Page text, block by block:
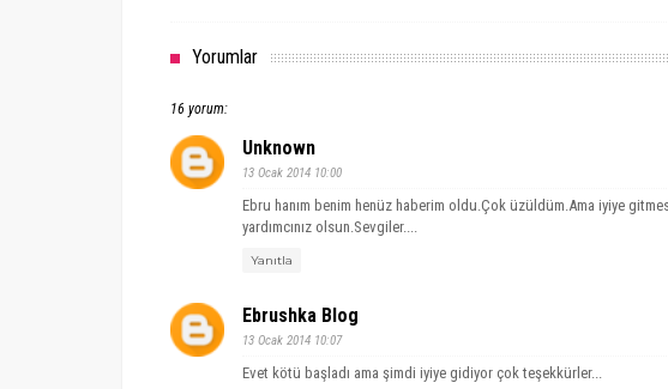
Yorumlar
16 yorum:
Unknown
13 Ocak 2014 10:00
Ebru hanım benim henüz haberim oldu.Çok üzüldüm.Ama iyiye
yardımcınız olsun.Sevgiler....
Yanıtla
Ebrushka Blog
13 Ocak 2014 10:07
Evet kötü başladı ama şimdi iyiye gidiyor çok teşekkürler...